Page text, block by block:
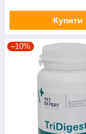
Купити
–10%